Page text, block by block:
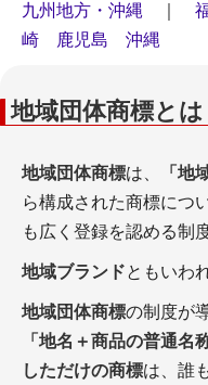
九州地方・沖縄
崎
鹿児島 沖縄
地域団体商標とは
地域団体商標は、 「地
ら構成された商標につ
も広く登録を認める制
地域ブランドともいわ
地域団体商標の制度が
「地名＋商品の普通名
しただけの商標は、誰